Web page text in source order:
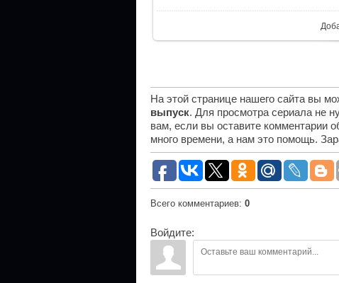
На этой странице нашего сайта вы
выпуск. Для просмотра сериала не
вам, если вы оставите комментарии
много времени, а нам это помощь.
Всего комментариев: 0
Войдите: